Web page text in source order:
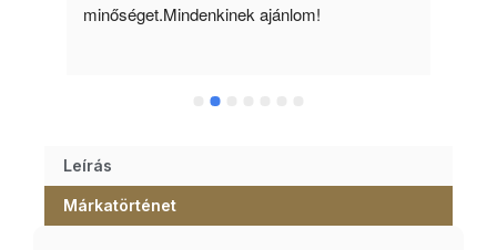
minőséget.Mindenkinek ajánlom!
Leírás
Márkatörténet